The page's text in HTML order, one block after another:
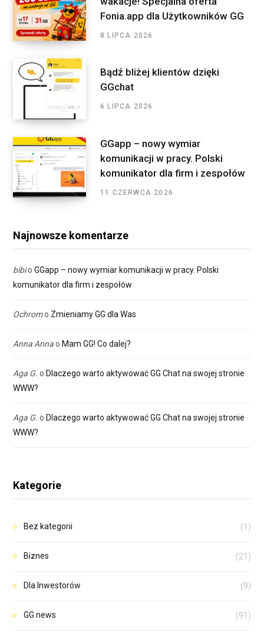
m
Fonia.app dla Użytkowników GG
8 LIPCA 2026
Bądź bliżej klientów dzięki
GGchat
6 LIPCA 2026
GGapp – nowy wymiar
komunikacji w pracy. Polski
komunikator dla firm i zespołów
11 CZERWCA 2026
Najnowsze komentarze
bibio GGapp – nowy wymiar komunikacji w pracy. Polski
komunikator dla firm i zespołów
Ochromo Zmieniamy GG dla Was
Anna Annao Mam GG! Co dalej?
Aga G. o Dlaczego warto aktywować GG Chat na swojej stronie
WWW?
Aga G. o Dlaczego warto aktywować GG Chat na swojej stronie
WWW?
Kategorie
Bez kategorii (1)
Biznes (21)
Dla Inwestorów (9)
GG news (91)